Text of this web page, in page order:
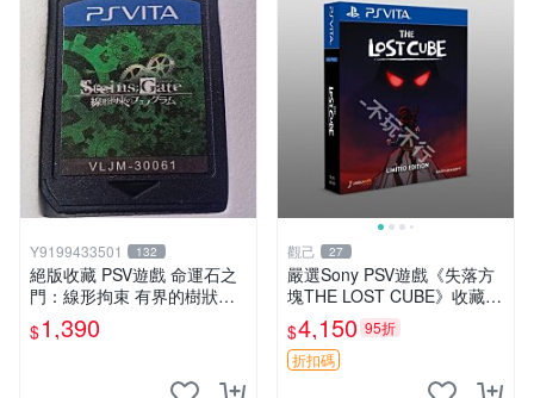
Y9199433501 132
絕版收藏 PSV遊戲 命運石之
門：線形拘束 有界的樹狀圖
日版 VLJM-30061
$1,390
觀己 27
嚴選Sony PSV遊戲《失落方
塊THE LOST CUBE》收藏
版，英語原裝未拆封 失落方
塊 THE LOST CUBE PSV 精
華版 新作 權杖
$4,150 95折
折扣碼